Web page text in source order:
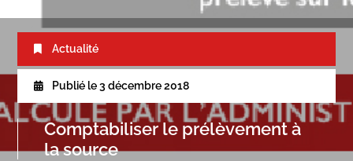
Actualité
Publié le 3 décembre 2018
Comptabiliser le prélèvement à
la source